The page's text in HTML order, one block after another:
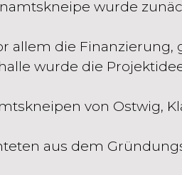
wurde
allem die
wurde die
von Ostwig,
aus dem